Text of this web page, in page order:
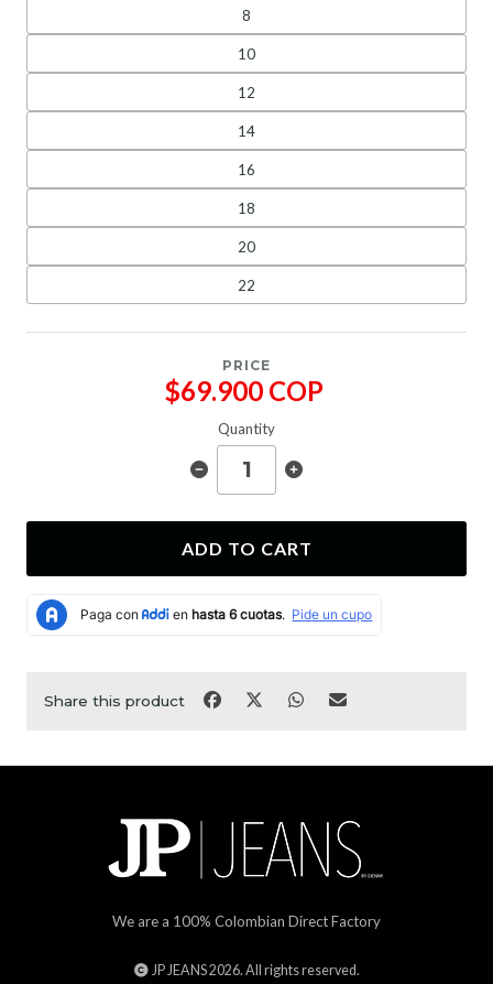
8
10
12
14
16
18
20
22
PRICE
$69.900 COP
Quantity
ADD TO CART
Share this product
We are a 100% Colombian Direct Factory
JP JEANS 2026. All rights reserved.